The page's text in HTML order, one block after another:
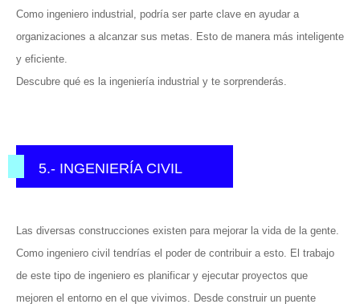
Como ingeniero industrial, podría ser parte clave en ayudar a
organizaciones a alcanzar sus metas. Esto de manera más inteligente
y eficiente.
Descubre qué es la ingeniería industrial y te sorprenderás.
5.- INGENIERÍA CIVIL
Las diversas construcciones existen para mejorar la vida de la gente.
Como ingeniero civil tendrías el poder de contribuir a esto. El trabajo
de este tipo de ingeniero es planificar y ejecutar proyectos que
mejoren el entorno en el que vivimos. Desde construir un puente